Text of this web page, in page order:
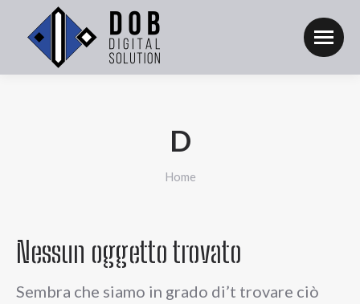
D
Tu sei qui:
Home
Nessun oggetto trovato
Sembra che siamo in grado di’t trovare ciò